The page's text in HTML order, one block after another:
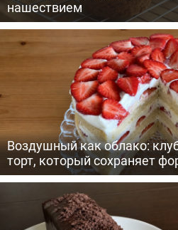
нашествием
Воздушный как облако:
торт, который сохраняет